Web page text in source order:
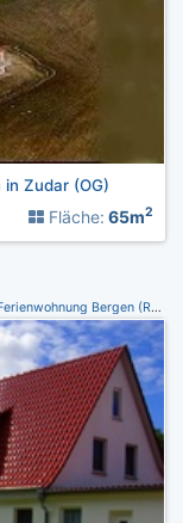
Zudar (OG)
Fläche: 65m2
Bergen (Rügen)